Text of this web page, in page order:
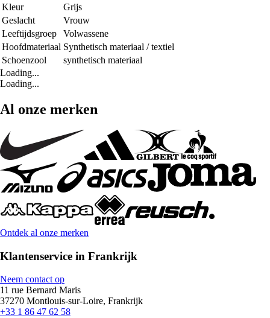
Kleur
Grijs
Geslacht
Vrouw
Leeftijdsgroep
Volwassene
Hoofdmateriaal Synthetisch materiaal / textiel
Schoenzool
synthetisch materiaal
Loading...
Loading...
Al onze merken
Ontdek al onze merken
Klantenservice in Frankrijk
Neem contact op
11 rue Bernard Maris
37270 Montlouis-sur-Loire, Frankrijk
+33 1 86 47 62 58